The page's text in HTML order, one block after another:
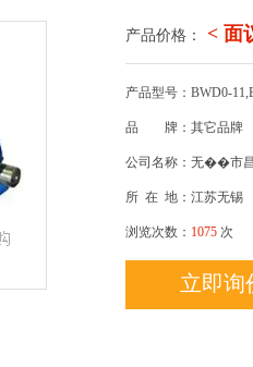
产品价格： < 面
产品型号：BWD0-
品 牌：其它品牌
公司名称：无��市
所 在 地：江苏无锡
浏览次数： 1075 次
立即询